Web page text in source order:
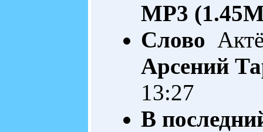
MP3
Слово
Арсений
13:27
В